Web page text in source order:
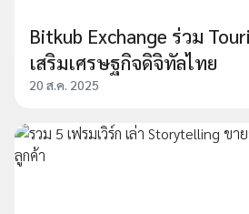
Bitkub Exchange ร่วม
เสริมเศรษฐกิจดิจิทัลไทย
20 ส.ค. 2025